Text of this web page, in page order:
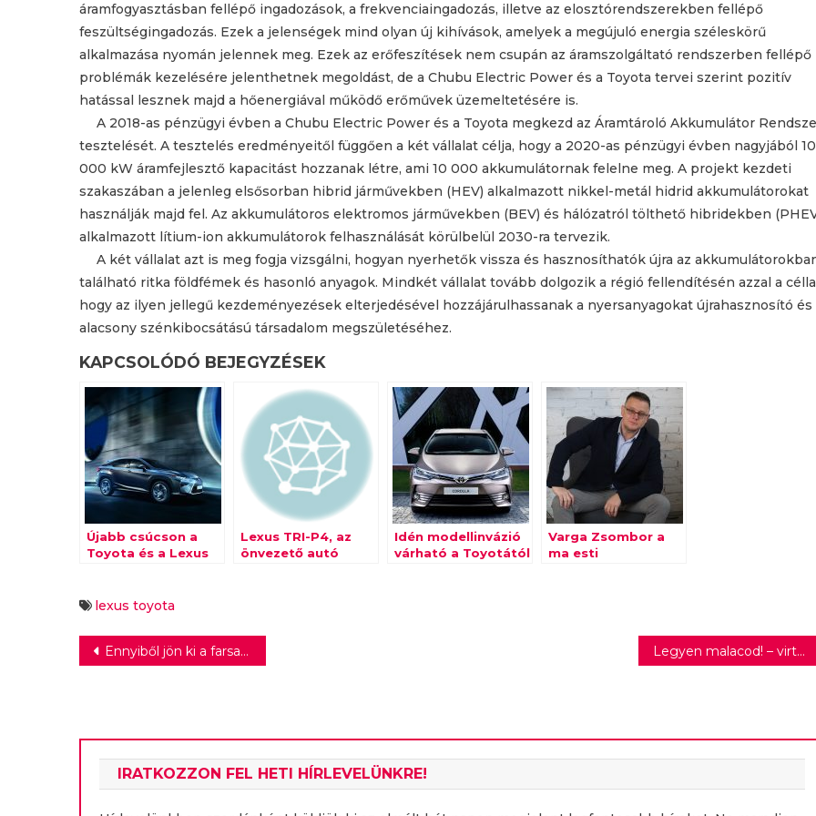
áramfogyasztásban fellépő ingadozások, a frekvenciaingadozás, illetve az elosztórendszerekben fellépő
feszültségingadozás. Ezek a jelenségek mind olyan új kihívások, amelyek a megújuló energia széleskörű
alkalmazása nyomán jelennek meg. Ezek az erőfeszítések nem csupán az áramszolgáltató rendszerben fellépő
problémák kezelésére jelenthetnek megoldást, de a Chubu Electric Power és a Toyota tervei szerint pozitív
hatással lesznek majd a hőenergiával működő erőművek üzemeltetésére is.
A 2018-as pénzügyi évben a Chubu Electric Power és a Toyota megkezd az Áramtároló Akkumulátor
tesztelését. A tesztelés eredményeitől függően a két vállalat célja, hogy a 2020-as pénzügyi évben nagyjából 10
000 kW áramfejlesztő kapacitást hozzanak létre, ami 10 000 akkumulátornak felelne meg. A projekt kezdeti
szakaszában a jelenleg elsősorban hibrid járművekben (HEV) alkalmazott nikkel-metál hidrid akkumulátorokat
használják majd fel. Az akkumulátoros elektromos járművekben (BEV) és hálózatról tölthető hibridekben
alkalmazott lítium-ion akkumulátorok felhasználását körülbelül 2030-ra tervezik.
A két vállalat azt is meg fogja vizsgálni, hogyan nyerhetők vissza és hasznosíthatók újra az
található ritka földfémek és hasonló anyagok. Mindkét vállalat tovább dolgozik a régió fellendítésén azzal a
hogy az ilyen jellegű kezdeményezések elterjedésével hozzájárulhassanak a nyersanyagokat újrahasznosító és
alacsony szénkibocsátású társadalom megszületéséhez.
KAPCSOLÓDÓ BEJEGYZÉSEK
Újabb csúcson a
Toyota és a Lexus
Lexus TRI-P4, az
önvezető autó
Idén modellinvázió
várható a Toyotától
Varga Zsombor a
ma esti
lexus toyota
Bejegyzés
Ennyiből jön ki a farsang Legyen malacod! – virtuális hízlalás, valódi disznótor
IRATKOZZON FEL HETI HÍRLEVELÜNKRE!